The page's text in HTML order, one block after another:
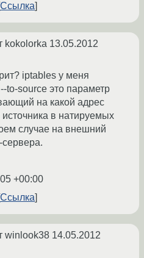
Ссылка
kokolorka 13.05.2012
iptables у меня
to-source это параметр
на какой адрес
в натируемых
случае на внешний
сервера.
+00:00
Ссылка
winlook38 14.05.2012